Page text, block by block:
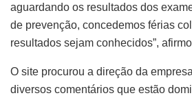
aguardando os resultados dos
de prevenção, concedemos férias
resultados sejam conhecidos”,
O site procurou a direção da
diversos comentários que estão